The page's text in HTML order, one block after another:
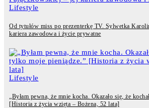
Lifestyle
Od tytułów miss po prezenterkę TV. Sylwetka
kariera zawodowa i życie prywatne
Lifestyle
„Byłam pewna, że mnie kocha. Okazało się, że
[Historia z życia wzięta – Bożena, 52 lata]